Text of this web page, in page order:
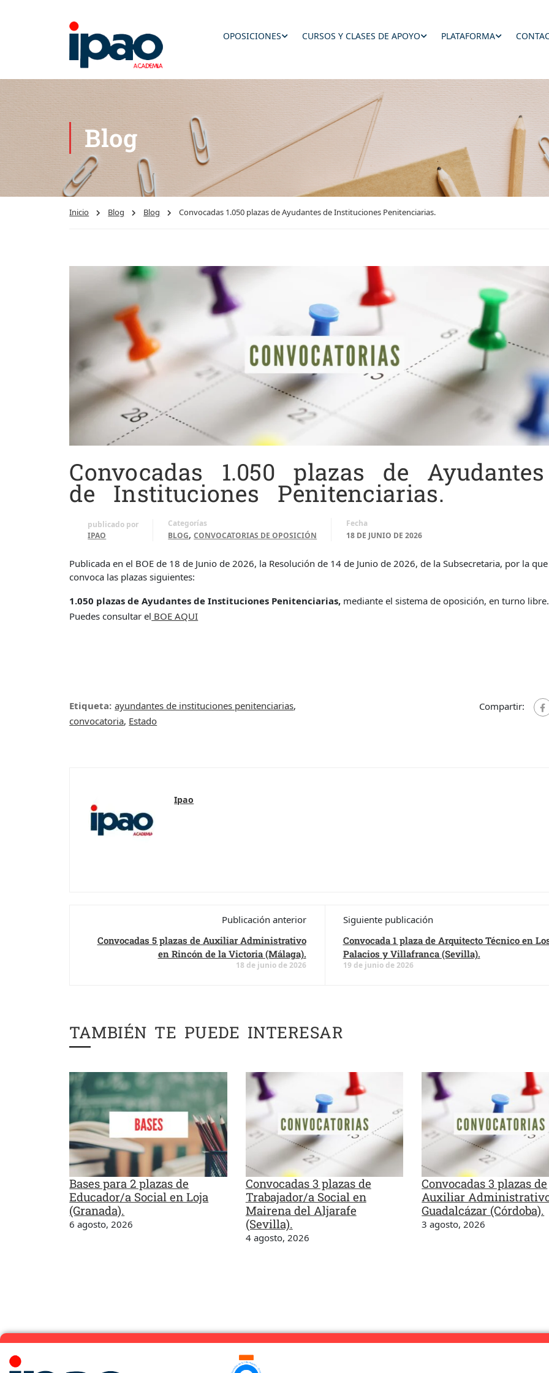
OPOSICIONES CURSOS Y CLASES DE APOYO PLATAFORMA
Blog
Inicio Blog Blog Convocadas 1.050 plazas de Ayudantes de Instituciones Penitenciarias.
Convocadas 1.050 plazas de Ayudantes
de Instituciones Penitenciarias.
publicado por
IPAO
Categorías
BLOG,CONVOCATORIAS DE OPOSICIÓN
Fecha
18 DE JUNIO DE 2026
Publicada en el BOE de 18 de Junio de 2026, la Resolución de 14 de Junio de 2026, de la Subsecretaria, por la
convoca las plazas siguientes:
1.050 plazas de Ayudantes de Instituciones Penitenciarias, mediante el sistema de oposición, en turno libre.
Puedes consultar el BOE AQUI
Etiqueta: ayundantes de instituciones penitenciarias,
convocatoria, Estado
Compartir:
Ipao
Publicación anterior
Convocadas 5 plazas de Auxiliar Administrativo
en Rincón de la Victoria (Málaga).
18 de junio de 2026
Siguiente publicación
Convocada 1 plaza de Arquitecto Técnico en
Palacios y Villafranca (Sevilla).
19 de junio de 2026
TAMBIÉN TE PUEDE INTERESAR
Bases para 2 plazas de
Educador/a Social en Loja
(Granada).
6 agosto, 2026
Convocadas 3 plazas de
Trabajador/a Social en
Mairena del Aljarafe
(Sevilla).
4 agosto, 2026
Convocadas 3 plazas de
Auxiliar
Guadalcázar (Córdoba).
3 agosto, 2026